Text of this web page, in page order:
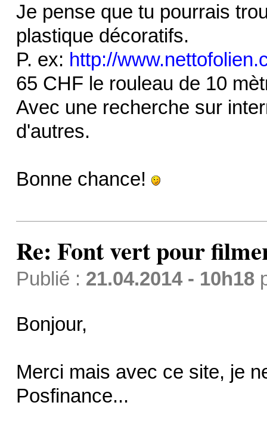
Je pense que tu pourrais
plastique décoratifs.
P. ex: http://
65 CHF le rouleau de 10
Avec une recherche sur
d'autres.
Bonne chance!
Re: Font vert pour
Publié : 21.04.2014 - 10h18
Bonjour,
Merci mais avec ce site, je
Posfinance...